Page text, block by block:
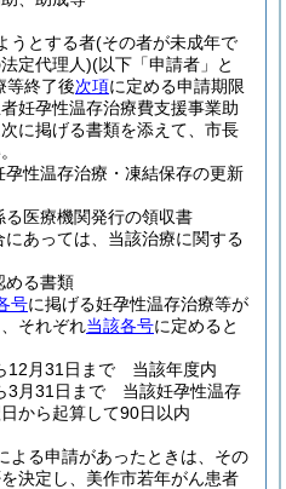
うとする者(その者が未成年で
定代理人)(以下「申請者」と
等終了後次項に定める申請期限
妊孕性温存治療費支援事業助
に掲げる書類を添えて、市長
性温存治療・凍結保存の更新
医療機関発行の領収書
あっては、当該治療に関する
める書類
号に掲げる妊孕性温存治療等が
それぞれ当該各号に定めると
12月31日まで 当該年度内
3月31日まで 当該妊孕性温存
から起算して90日以内
よる申請があったときは、その
決定し、美作市若年がん患者